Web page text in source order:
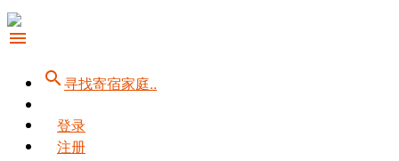
menu
search寻找寄宿家庭..
登录
注册